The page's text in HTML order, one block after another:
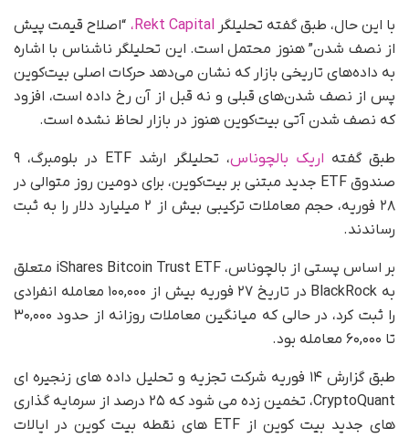
با این حال، طبق گفته تحلیلگر
“اصلاح قیمت پیش
از نصف شدن” هنوز محتمل است. این تحلیلگر ناشناس با اشاره
به داده‌های تاریخی بازار که نشان می‌دهد حرکات اصلی بیت‌کوین
پس از نصف شدن‌های قبلی و نه قبل از آن رخ داده است، افزود
که نصف شدن آتی بیت‌کوین هنوز در بازار لحاظ نشده است.
طبق گفته اریک بالچوناس
، تحلیلگر ارشد ETF در بلومبرگ، ۹
صندوق ETF جدید مبتنی بر بیت‌کوین، برای دومین روز متوالی در
۲۸ فوریه، حجم معاملات ترکیبی بیش از ۲ میلیارد دلار را به ثبت
رساندند.
بر اساس پستی از بالچوناس، iShares Bitcoin Trust ETF متعلق
به BlackRock در تاریخ ۲۷ فوریه بیش از ۱۰۰,۰۰۰ معامله انفرادی
را ثبت کرد، در حالی که میانگین معاملات روزانه از حدود ۳۰,۰۰۰
تا ۶۰,۰۰۰ معامله بود.
طبق گزارش ۱۴ فوریه شرکت تجزیه و تحلیل داده های زنجیره ای
CryptoQuant، تخمین زده می شود که ۲۵ درصد از سرمایه گذاری
های جدید بیت کوین از ETF های نقطه بیت کوین در ایالات